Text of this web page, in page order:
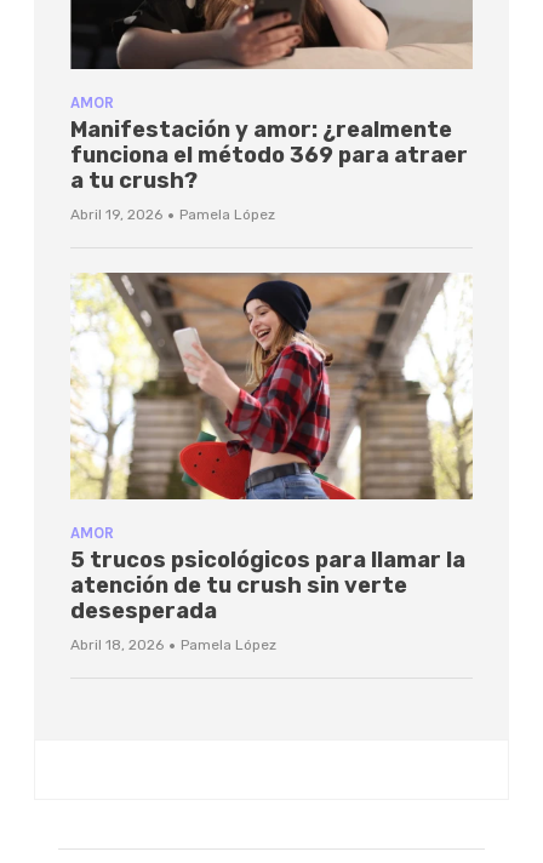
AMOR
Manifestación y amor: ¿realmente
funciona el método 369 para atraer
a tu crush?
Abril 19, 2026 · Pamela López
AMOR
5 trucos psicológicos para llamar la
atención de tu crush sin verte
desesperada
Abril 18, 2026 · Pamela López